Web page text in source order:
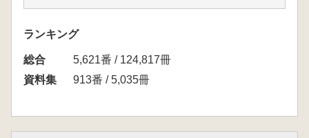
海浜古墳群について
4 わかすぎ学園 那珂市立第四中学校 野内智一
郎【古代】つくば市 金田西坪B遺跡
5 石岡市教育委員会 谷仲俊雄 【古代・中世】
石岡市 外城遺跡
ランキング
総合
5,621番 / 124,817冊
資料集
913番 / 5,035冊